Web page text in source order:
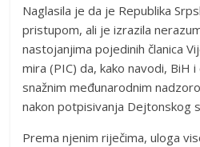
Naglasila je da je Republika
pristupom, ali je izrazila
nastojanjima pojedinih članica
mira (PIC) da, kako navodi, BiH
snažnim međunarodnim
nakon potpisivanja Dejtonskog
Prema njenim riječima, uloga